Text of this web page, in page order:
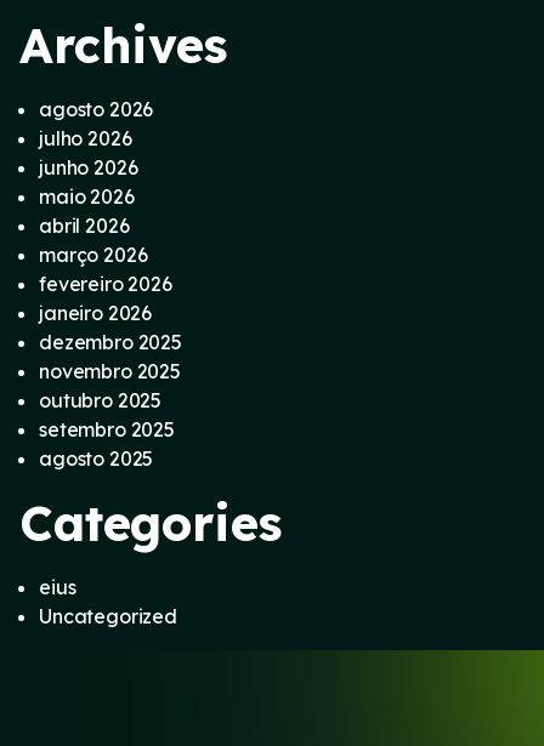
Archives
agosto 2026
julho 2026
junho 2026
maio 2026
abril 2026
março 2026
fevereiro 2026
janeiro 2026
dezembro 2025
novembro 2025
outubro 2025
setembro 2025
agosto 2025
Categories
eius
Uncategorized